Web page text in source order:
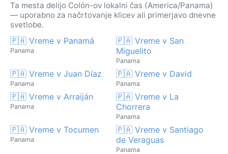
Ta mesta delijo Colón-ov lokalni čas (America/Panama)
— uporabno za načrtovanje klicev ali primerjavo dnevne
svetlobe.
🇵🇦 Vreme v Panamá
Panama
🇵🇦 Vreme v San
Miguelito
Panama
🇵🇦 Vreme v Juan Díaz
Panama
🇵🇦 Vreme v David
Panama
🇵🇦 Vreme v Arraiján
Panama
🇵🇦 Vreme v La
Chorrera
Panama
🇵🇦 Vreme v Tocumen
Panama
🇵🇦 Vreme v Santiago
de Veraguas
Panama